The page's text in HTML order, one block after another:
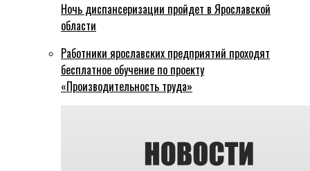
Ночь диспансеризации пройдет в Ярославской
области
Работники ярославских предприятий проходят
бесплатное обучение по проекту
«Производительность труда»